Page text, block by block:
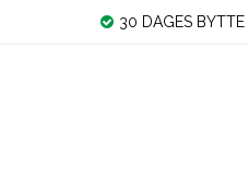
30 DAGES BYTTE